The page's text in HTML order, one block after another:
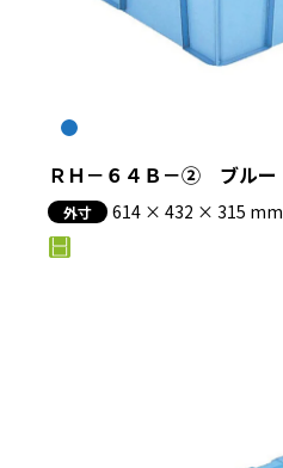
ＲＨ－６４Ｂ－② ブルー
外寸 614 × 432 × 315 mm